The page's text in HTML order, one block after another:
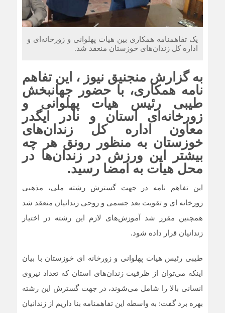
یک تفاهمنامه همکاری بین هیات پهلوانی و زورخانه‌ای و
اداره کل زندان‌های خوزستان منعقد شد.
به گزارش منجنیق نیوز ، این تفاهم
نامه همکاری، با حضور جهانبخش
طیبی رئیس هیات پهلوانی و
زورخانه‌ای استان و نادر ایگدر
معاون اداره کل زندان‌های
خوزستان به منظور رونق هر چه
بیشتر این ورزش در زندان‌ها در
محل هیأت به امضا رسید.
این تفاهم نامه در جهت گسترش رشته ملی، مذهبی
زورخانه ای و تقویت بعد جسمی و روحی زندانیان منعقد شد
همچنین مقرر شد آموزش‌های لازم این رشته در اختیار
زندانیان قرار داده شود.
طیبی رئیس هیات پهلوانی و زورخانه ای خوزستان با بیان
اینکه می‌توان از ظرفیت زندان‌های استان که تعداد نیروی
انسانی بالا را شامل می‌شوند، در جهت گسترش این رشته
بهره برد گفت: به واسطه این تفاهمنامه بنا داریم از زندانیان